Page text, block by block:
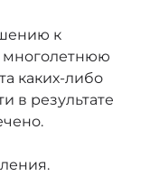
к
многолетнюю
каких-либо
в результате